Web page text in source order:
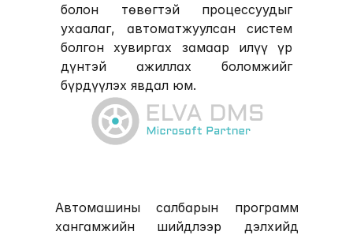
болон төвөгтэй процессуудыг
ухаалаг, автоматжуулсан систем
болгон хувиргах замаар илүү үр
дүнтэй ажиллах боломжийг
бүрдүүлэх явдал юм.
Автомашины салбарын программ
хангамжийн шийдлээр дэлхийд